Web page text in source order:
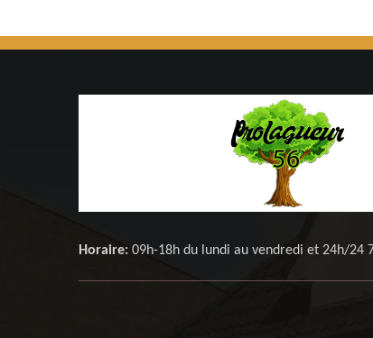
Horaire: 09h-18h du lundi au vendredi et 24h/24